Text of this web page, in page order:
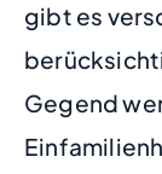
gibt es
Gegend